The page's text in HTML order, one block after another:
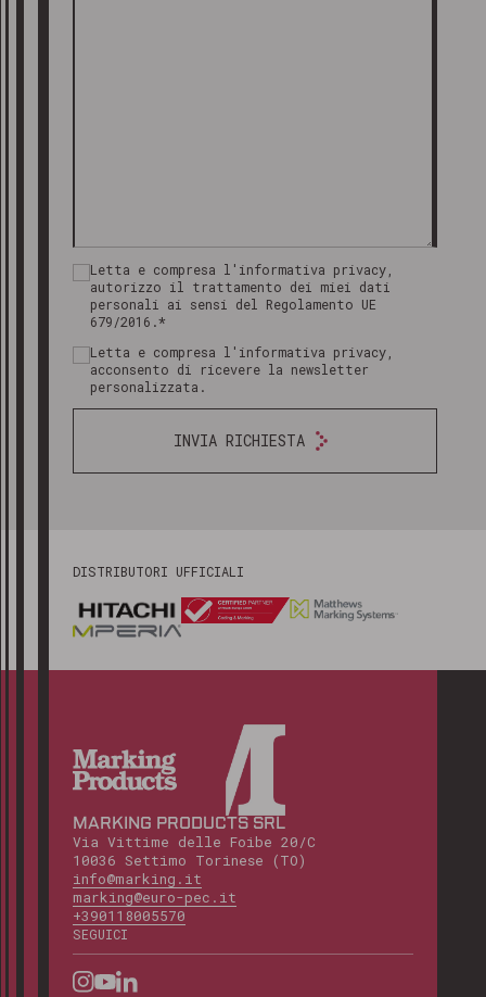
Letta e compresa l'informativa privacy,
autorizzo il trattamento dei miei dati
personali ai sensi del Regolamento UE
679/2016.*
Letta e compresa l'informativa privacy,
acconsento di ricevere la newsletter
personalizzata.
INVIA RICHIESTA
DISTRIBUTORI UFFICIALI
MARKING PRODUCTS SRL
Via Vittime delle Foibe 20/C
10036 Settimo Torinese (TO)
info@marking.it
marking@euro-pec.it
+390118005570
SEGUICI